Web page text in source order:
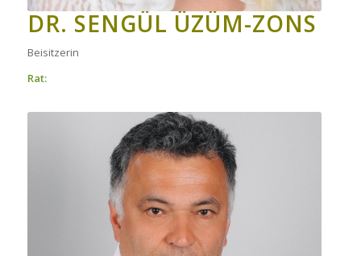
DR. SENGÜL ÜZÜM-ZONS
Beisitzerin
Rat: